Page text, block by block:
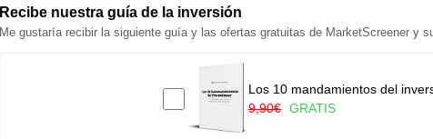
Recibe nuestra guía de la inversión
Me gustaría recibir la siguiente guía y las ofertas gratuitas de MarketScreener y
Los 10 mandamientos del
9,90€ GRATIS